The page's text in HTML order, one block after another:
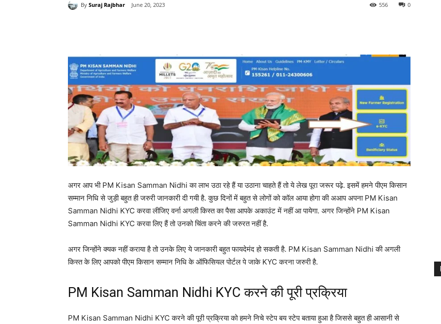
By Suraj Rajbhar June 20, 2023 0
556
अगर आप भी PM Kisan Samman Nidhi का लाभ उठा रहे हैं या उठाना चाहते हैं तो ये लेख पूरा जरूर पढ़े. इसमें हमने पीएम किसान
सम्मान निधि से जुड़ी बहुत ही जरुरी जानकारी दी गयी है. कुछ दिनों में बहुत से लोगों को कॉल आया होगा की अआप अपना PM Kisan
Samman Nidhi KYC करवा लीजिए वर्ना अगली किस्त का पैसा आपके अकाउंट में नहीं आ पायेगा. अगर जिन्होंने PM Kisan
Samman Nidhi KYC करवा लिए हैं तो उनको चिंता करने की जरुरत नहीं है.
अगर जिन्होंने क्यक नहीं कराया है तो उनके लिए ये जानकारी बहुत फायदेमंद हो सकती है. PM Kisan Samman Nidhi की अगली
किस्त के लिए आपको पीएम किसान सम्मान निधि के ऑफिसियल पोर्टल पे जाके KYC करना जरुरी है.
PM Kisan Samman Nidhi KYC करने की पूरी प्रक्रिया
PM Kisan Samman Nidhi KYC करने की पूरी प्रक्रिया को हमने निचे स्टेप बय स्टेप बताया हुआ है जिससे बहुत ही आसानी से